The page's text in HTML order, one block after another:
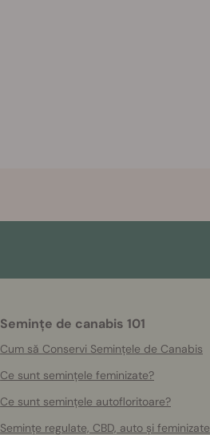
Semințe de canabis 101
Cum să Conservi Semințele de Canabis
Ce sunt semințele feminizate?
Ce sunt semințele autofloritoare?
Semințe regulate, CBD, auto și feminizate